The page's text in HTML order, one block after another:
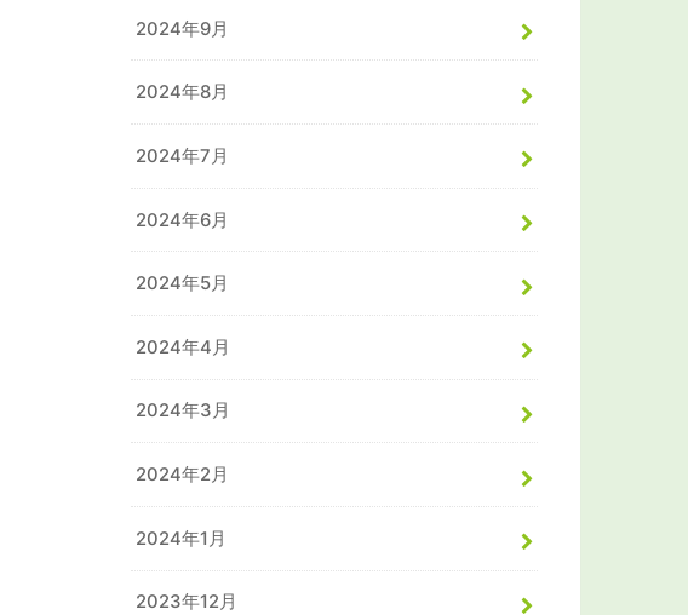
2024年9月
2024年8月
2024年7月
2024年6月
2024年5月
2024年4月
2024年3月
2024年2月
2024年1月
2023年12月